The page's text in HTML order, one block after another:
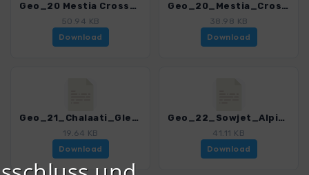
Geo_20 Mestia Cross_VAR.gpx
50.94 KB
Download
Geo_20_Mestia_Cross.gpx
38.98 KB
Download
Geo_21_Chalaati_Gletscher.gpx
19.64 KB
Download
Geo_22_Sowjet_Alpin_Lodge.gpx
41.11 KB
Download